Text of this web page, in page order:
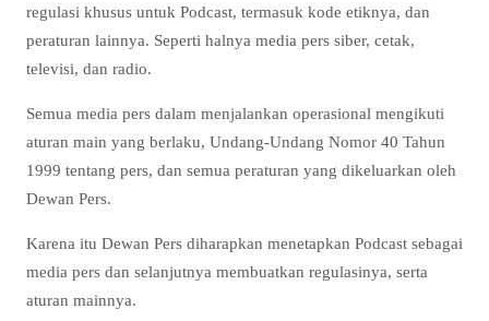
regulasi khusus untuk Podcast, termasuk kode etiknya, dan
peraturan lainnya. Seperti halnya media pers siber, cetak,
televisi, dan radio.
Semua media pers dalam menjalankan operasional mengikuti
aturan main yang berlaku, Undang-Undang Nomor 40 Tahun
1999 tentang pers, dan semua peraturan yang dikeluarkan oleh
Dewan Pers.
Karena itu Dewan Pers diharapkan menetapkan Podcast sebagai
media pers dan selanjutnya membuatkan regulasinya, serta
aturan mainnya.